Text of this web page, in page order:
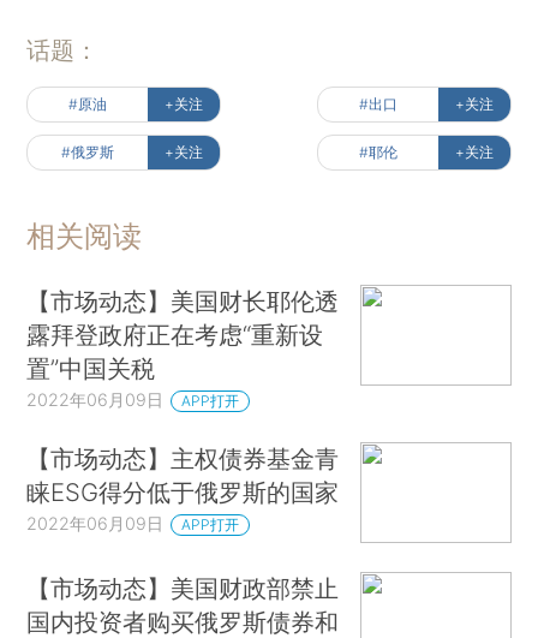
话题：
#原油 +关注 #出口 +关注
#俄罗斯 +关注 #耶伦 +关注
相关阅读
【市场动态】美国财长耶伦透
露拜登政府正在考虑“重新设
置”中国关税
2022年06月09日 APP打开
【市场动态】主权债券基金青
睐ESG得分低于俄罗斯的国家
2022年06月09日 APP打开
【市场动态】美国财政部禁止
国内投资者购买俄罗斯债券和